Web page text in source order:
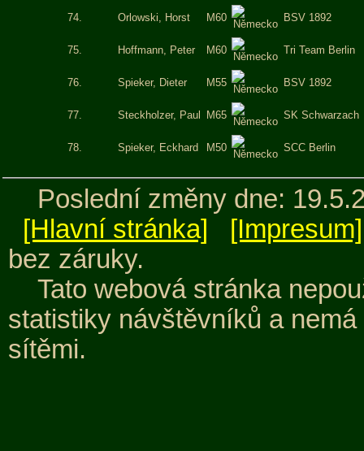
74. Orlowski, Horst M60 BSV 1892
75. Hoffmann, Peter M60 Tri Team Berlin
76. Spieker, Dieter M55 BSV 1892
77. Steckholzer, Paul M65 SK Schwarzach
78. Spieker, Eckhard M50 SCC Berlin
Poslední změny dne:
[Hlavní stránka]
[Impresum]
bez záruky.
Tato webová stránka
statistiky návštěvníků a
sítěmi.